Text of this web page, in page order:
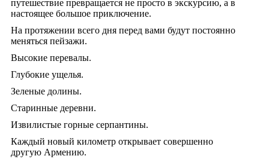
путешествие превращается не просто в экскурсию, а в
настоящее большое приключение.
На протяжении всего дня перед вами будут постоянно
меняться пейзажи.
Высокие перевалы.
Глубокие ущелья.
Зеленые долины.
Старинные деревни.
Извилистые горные серпантины.
Каждый новый километр открывает совершенно
другую Армению.